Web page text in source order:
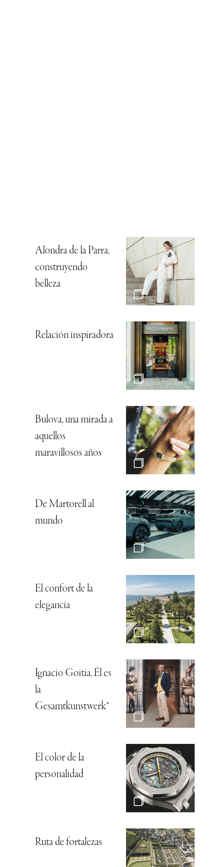
Alondra de la Parra,
construyendo
belleza
Relación inspiradora
Bulova, una mirada a
aquellos
maravillosos años
De Martorell al
mundo
El confort de la
elegancia
Ignacio Goitia, Él es
la
Gesamtkunstwerk*
El color de la
personalidad
Ruta de fortalezas